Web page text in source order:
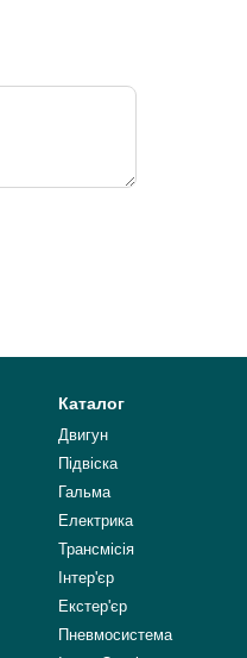
Каталог
Двигун
Підвіска
Гальма
Електрика
Трансмісія
Інтер'єр
Екстер'єр
Пневмосистема